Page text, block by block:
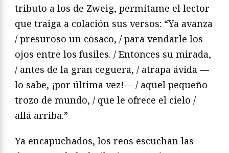
tributo a los de Zweig, permítame el lector
que traiga a colación sus versos: “Ya avanza
/ presuroso un cosaco, / para vendarle los
ojos entre los fusiles. / Entonces su mirada,
/ antes de la gran ceguera, / atrapa ávida —
lo sabe, ¡por última vez!— / aquel pequeño
trozo de mundo, / que le ofrece el cielo /
allá arriba.”
Ya encapuchados, los reos escuchan las